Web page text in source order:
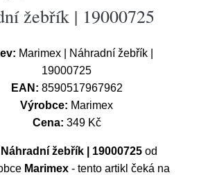
žebřík | 19000725
Marimex | Náhradní žebřík |
19000725
EAN: 8590517967962
Výrobce: Marimex
Cena: 349 Kč
žebřík | 19000725 od
Marimex- tento artikl čeká na